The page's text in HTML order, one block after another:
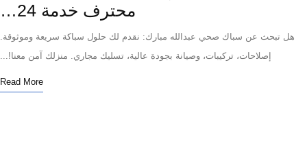
محترف خدمة 24…
تبحث عن سباك صحي عبدالله مبارك: نقدم لك حلول سباكة سريعة وموثوقة.
إصلاحات، تركيبات، وصيانة بجودة عالية، تسليك مجاري. منزلك آمن معنا!...
Read More